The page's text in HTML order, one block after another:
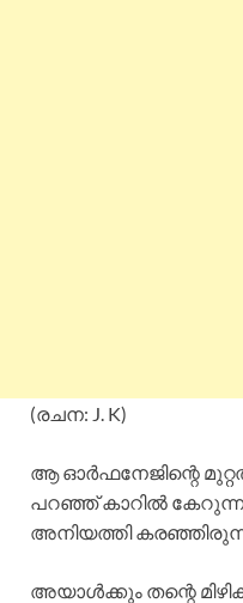
(രചന: J. K)
ആ ഓർഫനേജിന്റെ
പറഞ്ഞ് കാറിൽ കേറുന്ന
അനിയത്തി
അയാൾക്കും തന്റെ